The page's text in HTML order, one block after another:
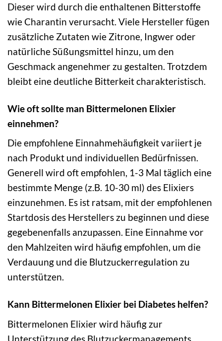
Dieser wird durch die enthaltenen Bitterstoffe
wie Charantin verursacht. Viele Hersteller fügen
zusätzliche Zutaten wie Zitrone, Ingwer oder
natürliche Süßungsmittel hinzu, um den
Geschmack angenehmer zu gestalten. Trotzdem
bleibt eine deutliche Bitterkeit charakteristisch.
Wie oft sollte man Bittermelonen Elixier
einnehmen?
Die empfohlene Einnahmehäufigkeit variiert je
nach Produkt und individuellen Bedürfnissen.
Generell wird oft empfohlen, 1-3 Mal täglich eine
bestimmte Menge (z.B. 10-30 ml) des Elixiers
einzunehmen. Es ist ratsam, mit der empfohlenen
Startdosis des Herstellers zu beginnen und diese
gegebenenfalls anzupassen. Eine Einnahme vor
den Mahlzeiten wird häufig empfohlen, um die
Verdauung und die Blutzuckerregulation zu
unterstützen.
Kann Bittermelonen Elixier bei Diabetes helfen?
Bittermelonen Elixier wird häufig zur